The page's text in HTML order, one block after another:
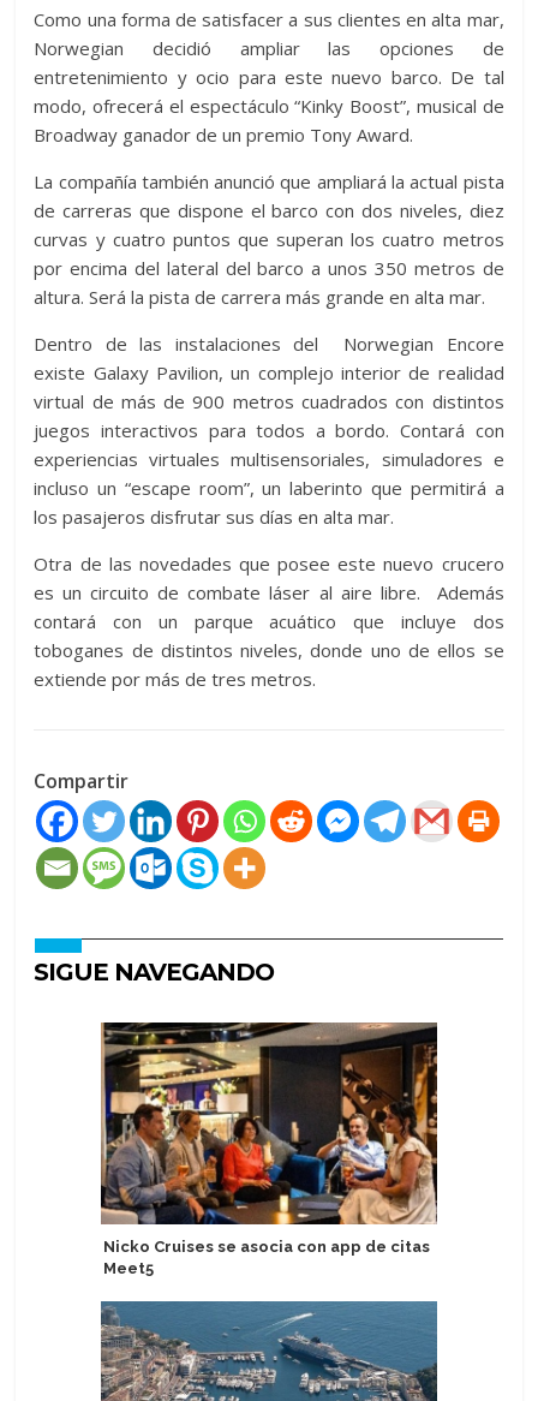
Como una forma de satisfacer a sus clientes en alta mar,
Norwegian decidió ampliar las opciones de
entretenimiento y ocio para este nuevo barco. De tal
modo, ofrecerá el espectáculo “Kinky Boost”, musical de
Broadway ganador de un premio Tony Award.
La compañía también anunció que ampliará la actual pista
de carreras que dispone el barco con dos niveles, diez
curvas y cuatro puntos que superan los cuatro metros
por encima del lateral del barco a unos 350 metros de
altura. Será la pista de carrera más grande en alta mar.
Dentro de las instalaciones del Norwegian Encore
existe Galaxy Pavilion, un complejo interior de realidad
virtual de más de 900 metros cuadrados con distintos
juegos interactivos para todos a bordo. Contará con
experiencias virtuales multisensoriales, simuladores e
incluso un “escape room”, un laberinto que permitirá a
los pasajeros disfrutar sus días en alta mar.
Otra de las novedades que posee este nuevo crucero
es un circuito de combate láser al aire libre. Además
contará con un parque acuático que incluye dos
toboganes de distintos niveles, donde uno de ellos se
extiende por más de tres metros.
Compartir
SIGUE NAVEGANDO
Nicko Cruises se asocia con app de citas
Meet5